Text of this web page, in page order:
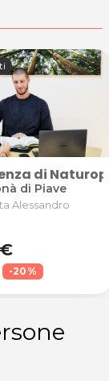
di Piave
o
di
di Piave
Alessandro
-20%